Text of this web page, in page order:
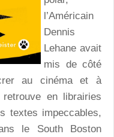
l’Américain
Dennis
Lehane avait
mis de côté
au cinéma et à
en librairies
textes impeccables,
le South Boston